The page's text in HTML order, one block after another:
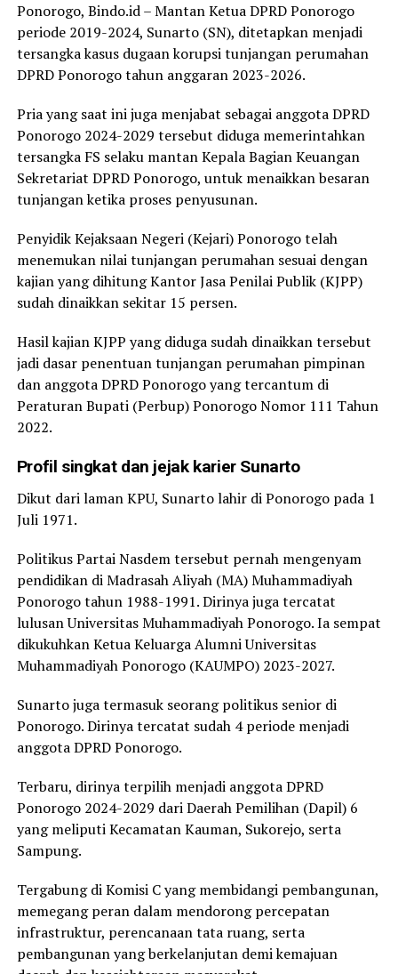
Ponorogo, Bindo.id – Mantan Ketua DPRD Ponorogo
periode 2019-2024, Sunarto (SN), ditetapkan menjadi
tersangka kasus dugaan korupsi tunjangan perumahan
DPRD Ponorogo tahun anggaran 2023-2026.
Pria yang saat ini juga menjabat sebagai anggota DPRD
Ponorogo 2024-2029 tersebut diduga memerintahkan
tersangka FS selaku mantan Kepala Bagian Keuangan
Sekretariat DPRD Ponorogo, untuk menaikkan besaran
tunjangan ketika proses penyusunan.
Penyidik Kejaksaan Negeri (Kejari) Ponorogo telah
menemukan nilai tunjangan perumahan sesuai dengan
kajian yang dihitung Kantor Jasa Penilai Publik (KJPP)
sudah dinaikkan sekitar 15 persen.
Hasil kajian KJPP yang diduga sudah dinaikkan tersebut
jadi dasar penentuan tunjangan perumahan pimpinan
dan anggota DPRD Ponorogo yang tercantum di
Peraturan Bupati (Perbup) Ponorogo Nomor 111 Tahun
2022.
Profil singkat dan jejak karier Sunarto
Dikut dari laman KPU, Sunarto lahir di Ponorogo pada 1
Juli 1971.
Politikus Partai Nasdem tersebut pernah mengenyam
pendidikan di Madrasah Aliyah (MA) Muhammadiyah
Ponorogo tahun 1988-1991. Dirinya juga tercatat
lulusan Universitas Muhammadiyah Ponorogo. Ia sempat
dikukuhkan Ketua Keluarga Alumni Universitas
Muhammadiyah Ponorogo (KAUMPO) 2023-2027.
Sunarto juga termasuk seorang politikus senior di
Ponorogo. Dirinya tercatat sudah 4 periode menjadi
anggota DPRD Ponorogo.
Terbaru, dirinya terpilih menjadi anggota DPRD
Ponorogo 2024-2029 dari Daerah Pemilihan (Dapil) 6
yang meliputi Kecamatan Kauman, Sukorejo, serta
Sampung.
Tergabung di Komisi C yang membidangi pembangunan,
memegang peran dalam mendorong percepatan
infrastruktur, perencanaan tata ruang, serta
pembangunan yang berkelanjutan demi kemajuan